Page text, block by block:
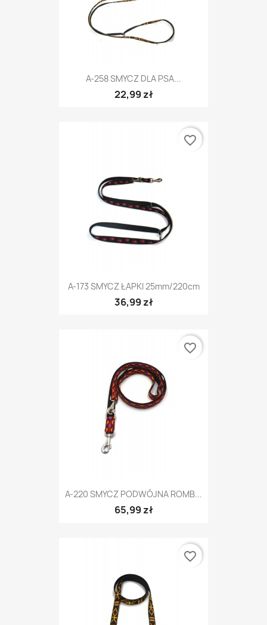
A-258 SMYCZ DLA PSA...
22,99 zł
A-173 SMYCZ ŁAPKI 25mm/220cm
36,99 zł
favorite_border
A-220 SMYCZ PODWÓJNA ROMB...
65,99 zł
favorite_border
favorite_border